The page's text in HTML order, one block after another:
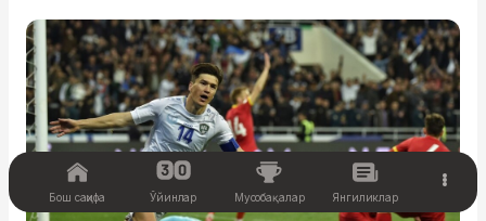
Бош саҳифа Ўйинлар Мусобақалар Янгиликлар